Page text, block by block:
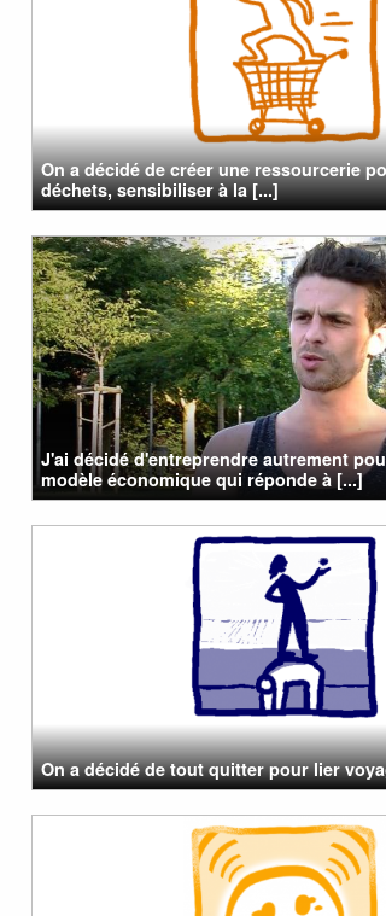
On a décidé de créer une ressourcerie
déchets, sensibiliser à la [...]
J'ai décidé d'entreprendre autrement
modèle économique qui réponde à [...]
On a décidé de tout quitter pour lier